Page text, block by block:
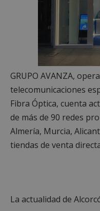
GRUPO AVANZA,
telecomunicaciones
Fibra Óptica, cuenta
de más de 90 redes
Almería, Murcia,
tiendas de venta
La actualidad de
funcionalidad
inicio de sesión de
El sitio web no se
las cookies
Nombre
PHPSESSID